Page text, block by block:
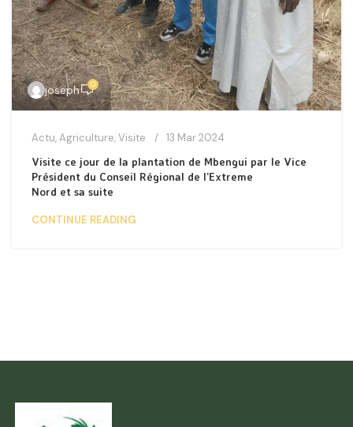
joseph 0
Actu,Agriculture,Visite
13 Mar 2024
Visite ce jour de la plantation de Mbengui par le Vice
Président du Conseil Régional de l’Extreme
Nord et sa suite
CONTINUE READING